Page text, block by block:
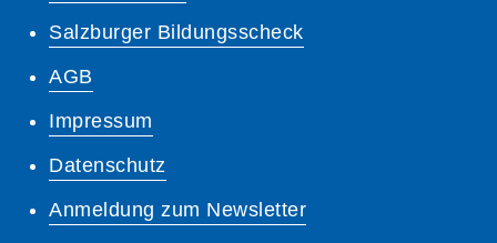
Salzburger Bildungsscheck
AGB
Impressum
Datenschutz
Anmeldung zum Newsletter